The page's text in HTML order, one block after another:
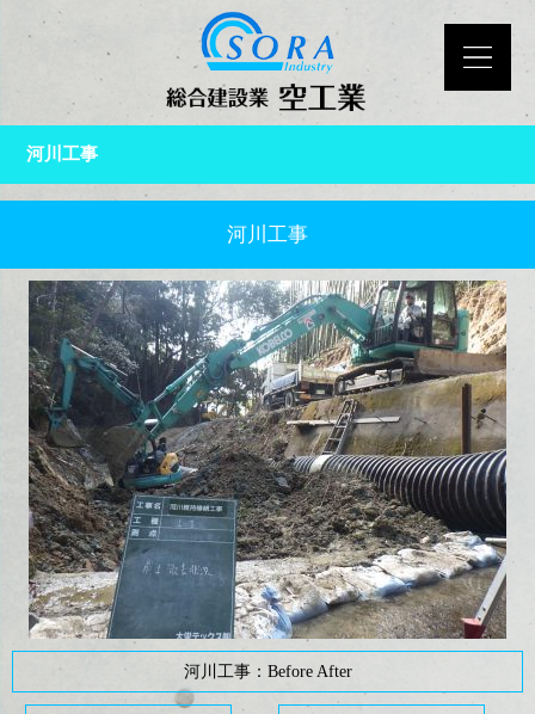
河川工事
河川工事
河川工事：Before After